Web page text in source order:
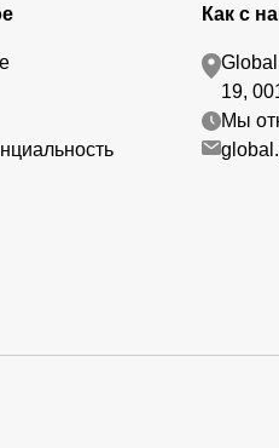
Как с
19,
Мы